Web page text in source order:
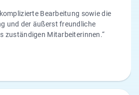
Bearbeitung sowie die
und der äußerst freundliche
zuständigen Mitarbeiterinnen.“